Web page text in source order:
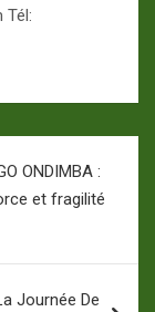
Tél:
ONDIMBA :
et fragilité
Journée De